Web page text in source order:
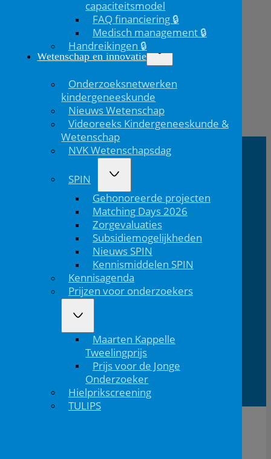
capaciteitsmodel
FAQ financiering 🔒
Medisch management 🔒
Handreikingen 🔒
Wetenschap en innovatie
Onderzoeksnetwerken
kindergeneeskunde
Nieuws Wetenschap
Videoreeks Kindergeneeskunde &
Wetenschap
NVK Wetenschapsdag
SPIN
Gehonoreerde projecten
Matching Days 2026
Zorgevaluaties
Subsidiemogelijkheden
Nieuws SPIN
Kennismiddelen SPIN
Kennisagenda
Prijzen voor onderzoekers
Maarten Kappelle
Tweelingprijs
Prijs voor de Jonge
Onderzoeker
Hielprikscreening
TULIPS
T: 088 - 282 33 Bereikbaar: 8.30 - 17.00 uur
(werkdagen)
Mercatorlaan
1200
3528 BL
Utrecht
Volg ons
Patiëntinformatie